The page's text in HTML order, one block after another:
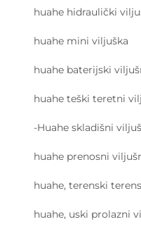
huahe hidraulički
huahe mini viljuška
huahe baterijski
huahe teški teretni
-Huahe skladišni
huahe prenosni
huahe, terenski
huahe, uski prolazni